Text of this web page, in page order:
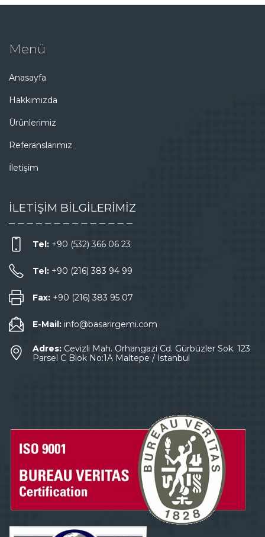
Menü
Anasayfa
Hakkımızda
Ürünlerimiz
Referanslarımız
İletişim
İLETİŞİM BİLGİLERİMİZ
Tel: +90 (532) 366 06 23
Tel: +90 (216) 383 94 99
Fax: +90 (216) 383 95 07
E-Mail: info@basarirgemi.com
Adres: Cevizli Mah. Orhangazi Cd. Gürbüzler Sok. 123
Parsel C Blok No:1A Maltepe / İstanbul